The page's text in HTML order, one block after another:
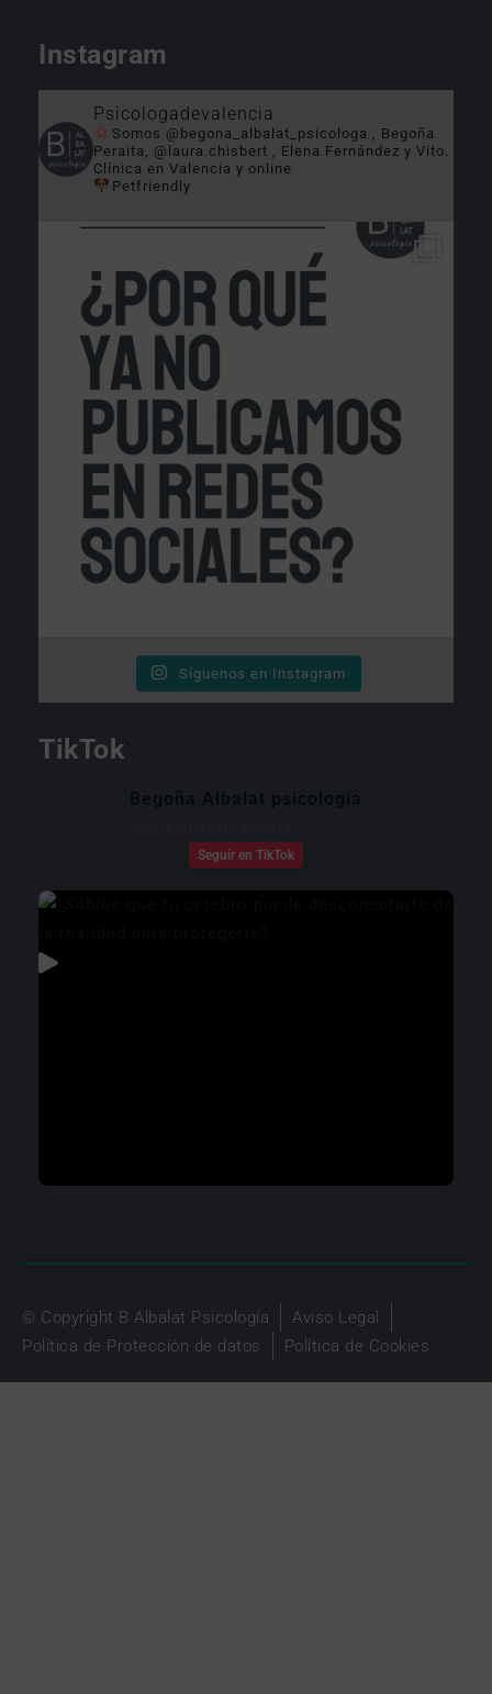
Instagram
Psicologadevalencia
Somos @begona_albalat_psicologa , Begoña
Peraita, @laura.chisbert , Elena Fernández y Vito.
Clínica en Valencia y online
Petfriendly
Síguenos en Instagram
TikTok
Seguir en TikTok
© Copyright B Albalat Psicología
Aviso Legal
Política de Protección de datos
Política de Cookies